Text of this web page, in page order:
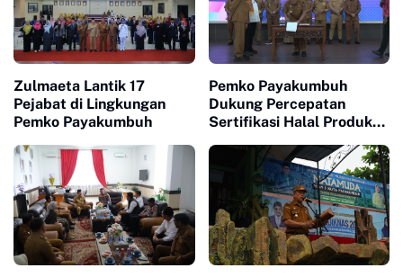
Zulmaeta Lantik 17
Pejabat di Lingkungan
Pemko Payakumbuh
Pemko Payakumbuh
Dukung Percepatan
Sertifikasi Halal Produk